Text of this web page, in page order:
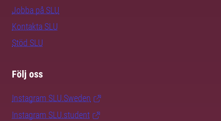
Jobba på SLU
Kontakta SLU
Stöd SLU
Följ oss
Instagram SLU.Sweden
Instagram SLU.student